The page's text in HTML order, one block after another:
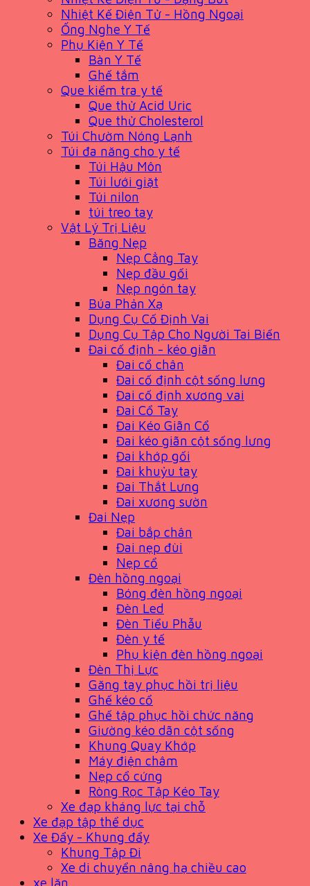
Nhiệt Kế Điện Tử - Hồng Ngoại
Ống Nghe Y Tế
Phụ Kiện Y Tế
Bàn Y Tế
Ghế tắm
Que kiểm tra y tế
Que thử Acid Uric
Que thử Cholesterol
Túi Chườm Nóng Lạnh
Túi đa năng cho y tế
Túi Hậu Môn
Túi lưới giặt
Túi nilon
túi treo tay
Vật Lý Trị Liệu
Băng Nẹp
Nẹp Cẳng Tay
Nẹp đầu gối
Nẹp ngón tay
Búa Phản Xạ
Dụng Cụ Cố Định Vai
Dụng Cụ Tập Cho Người Tai Biến
Đai cố định - kéo giãn
Đai cổ chân
Đai cố định cột sống lưng
Đai cố định xương vai
Đai Cổ Tay
Đai Kéo Giãn Cổ
Đai kéo giãn cột sống lưng
Đai khớp gối
Đai khuỷu tay
Đai Thắt Lưng
Đai xương sườn
Đai Nẹp
Đai bắp chân
Đai nẹp đùi
Nẹp cổ
Đèn hồng ngoại
Bóng đèn hồng ngoại
Đèn Led
Đèn Tiểu Phẫu
Đèn y tế
Phụ kiện đèn hồng ngoại
Đèn Thị Lực
Găng tay phục hồi trị liệu
Ghế kéo cổ
Ghế tập phục hồi chức năng
Giường kéo dãn cột sống
Khung Quay Khớp
Máy điện châm
Nẹp cổ cứng
Ròng Rọc Tập Kéo Tay
Xe đạp kháng lực tại chỗ
Xe đạp tập thể dục
Xe Đẩy - Khung đẩy
Khung Tập Đi
Xe di chuyển nâng hạ chiều cao
xe lăn